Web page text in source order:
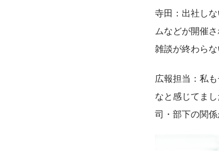
寺田：出社し
ムなどが開催
雑談が終わら
広報担当：私
なと感じてま
司・部下の関